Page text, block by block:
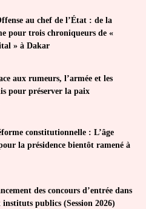
au chef de l’État : de la
pour trois chroniqueurs de «
» à Dakar
aux rumeurs, l’armée et les
pour préserver la paix
constitutionnelle : L’âge
la présidence bientôt ramené à
des concours d’entrée dans
instituts publics (Session 2026)